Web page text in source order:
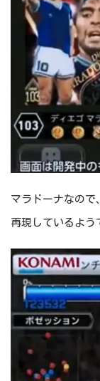
マラドーナなので
再現しているよう